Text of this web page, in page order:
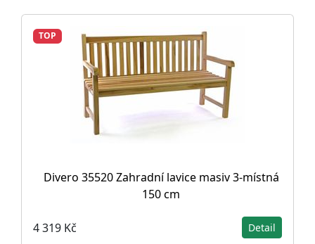
TOP
Divero 35520 Zahradní lavice masiv 3-místná
150 cm
4 319 Kč Detail